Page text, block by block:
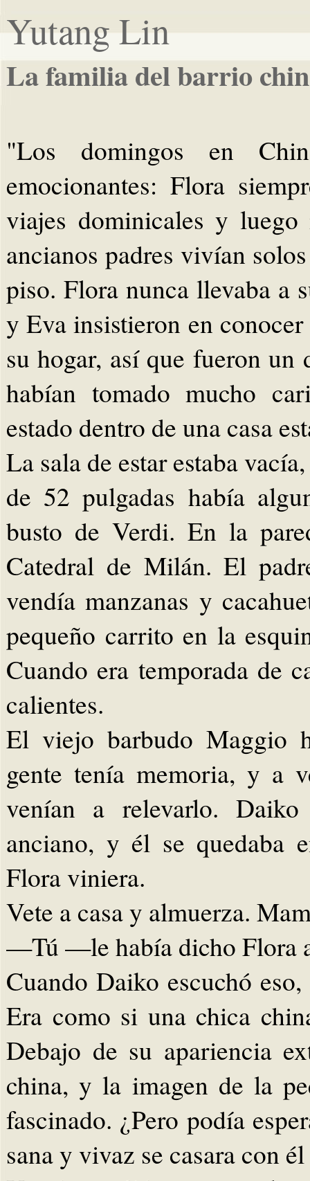
Yutang Lin
La familia del barrio
"Los domingos en
emocionantes: Flora
viajes dominicales y
ancianos padres vivían
piso. Flora nunca llevaba a
y Eva insistieron en
su hogar, así que fueron
habían tomado mucho
estado dentro de una casa
La sala de estar estaba
de 52 pulgadas había
busto de Verdi. En la
Catedral de Milán. El
vendía manzanas y
pequeño carrito en la
Cuando era temporada de
calientes.
El viejo barbudo Maggio
gente tenía memoria, y a
venían a relevarlo.
anciano, y él se quedaba
Flora viniera.
Vete a casa y almuerza.
—Tú —le había dicho Flora
Cuando Daiko escuchó
Era como si una chica
Debajo de su apariencia
china, y la imagen de la
fascinado. ¿Pero podía
sana y vivaz se casara con